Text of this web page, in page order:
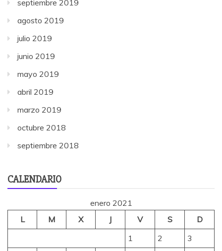
septiembre 2019
agosto 2019
julio 2019
junio 2019
mayo 2019
abril 2019
marzo 2019
octubre 2018
septiembre 2018
CALENDARIO
enero 2021
L
M X J V S
D
1
2
3